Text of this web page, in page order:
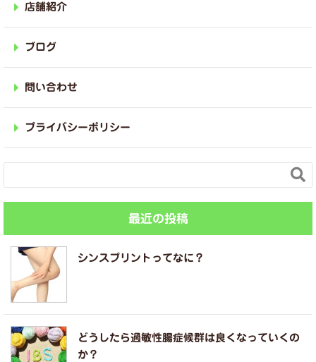
店舗紹介
ブログ
問い合わせ
プライバシーポリシー

最近の投稿
シンスプリントってなに？
どうしたら過敏性腸症候群は良くなっていくの
か？